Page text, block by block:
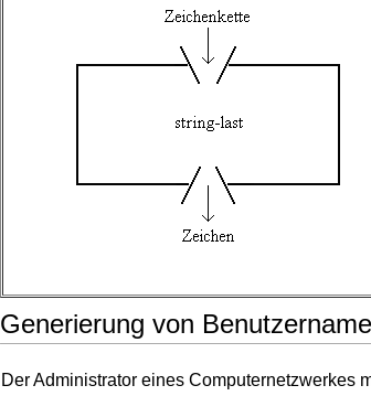
Generierung von
Der Administrator eines Computernetzwerkes